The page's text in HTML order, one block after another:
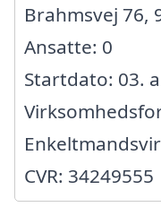
Brahmsvej 76,
Ansatte: 0
Startdato: 03.
CVR: 34249555